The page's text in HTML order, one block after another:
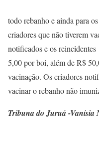
todo rebanho e ainda para
criadores que não tiverem
notificados e os
5,00 por boi, além de R$
vacinação. Os criadores
vacinar o rebanho não
Tribuna do Juruá -Vanísia